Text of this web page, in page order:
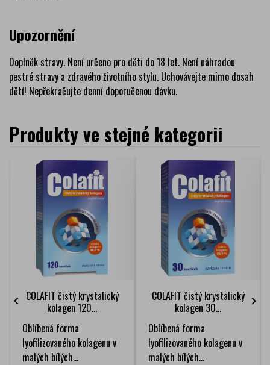
Upozornění
Doplněk stravy. Není určeno pro děti do 18 let. Není náhradou
pestré stravy a zdravého životního stylu. Uchovávejte mimo dosah
dětí! Nepřekračujte denní doporučenou dávku.
Produkty ve stejné kategorii
COLAFIT čistý krystalický
kolagen 120...
Oblíbená forma
lyofilizovaného kolagenu v
malých bílých...
COLAFIT čistý krystalický
kolagen 30...
Oblíbená forma
lyofilizovaného kolagenu v
malých bílých...
 